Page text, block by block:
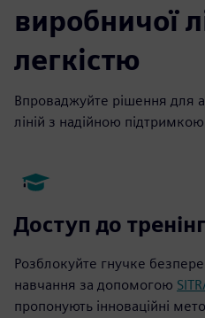
виробничої
легкістю
Впроваджуйте рішення для
ліній з надійною
Доступ до
Розблокуйте гнучке
навчання за допомогою
пропонують інноваційні